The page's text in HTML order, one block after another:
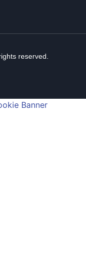
reserved.
Banner